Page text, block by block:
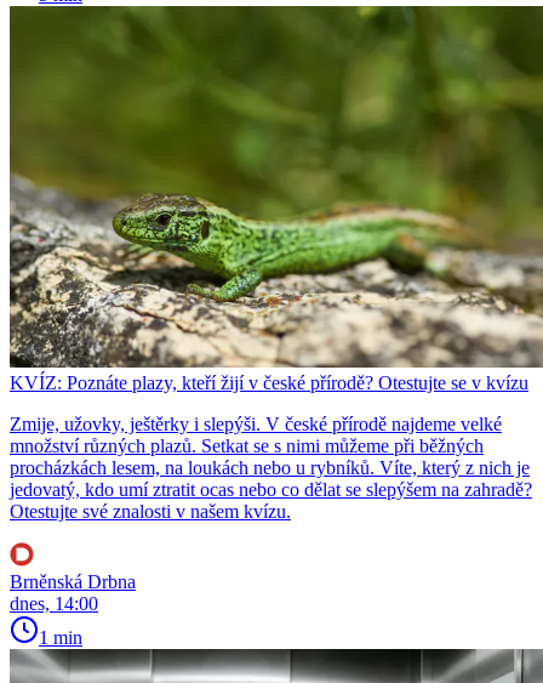
KVÍZ: Poznáte plazy, kteří žijí v české přírodě? Otestujte se v kvízu
Zmije, užovky, ještěrky i slepýši. V české přírodě najdeme velké
množství různých plazů. Setkat se s nimi můžeme při běžných
procházkách lesem, na loukách nebo u rybníků. Víte, který z nich je
jedovatý, kdo umí ztratit ocas nebo co dělat se slepýšem na zahradě?
Otestujte své znalosti v našem kvízu.
Brněnská Drbna
dnes, 14:00
1 min